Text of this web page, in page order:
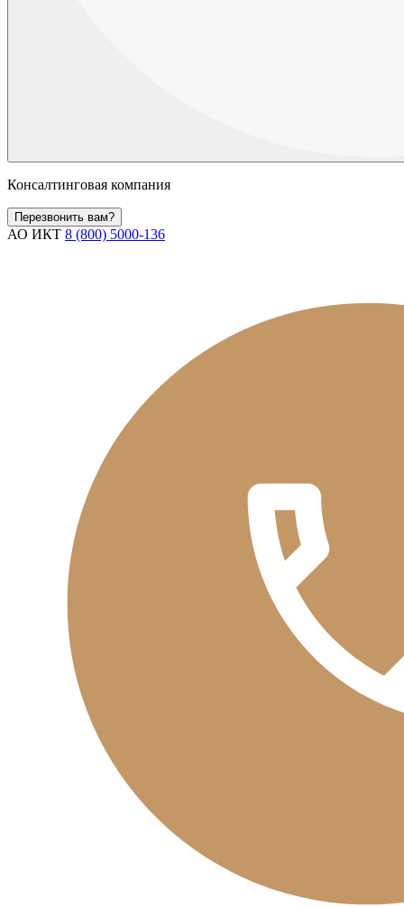
Консалтинговая компания
Перезвонить вам?
АО ИКТ 8 (800) 5000-136